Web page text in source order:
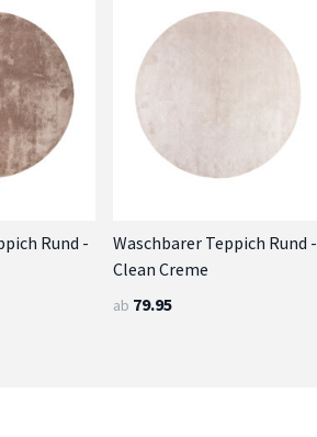
Rund -
Waschbarer Teppich Rund -
Clean Creme
ab 79.95